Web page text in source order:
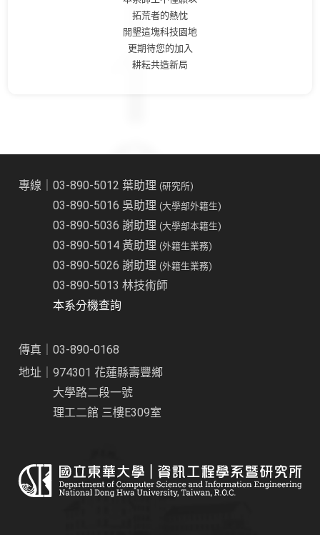
拓荒者的熱忱
開墾這塊科技園地
更期待您的加入
耕耘共造新局
專線｜03-890-5012 葉助理(研究所)
03-890-5016 吳助理(大學部外籍生)
03-890-5036 謝助理(大學部本籍生)
03-890-5014 黃助理(外籍生業務)
03-890-5026 謝助理(外籍生業務)
03-890-5013 林技術師
本系分機查詢
傳真｜03-890-0168
地址｜974301 花蓮縣壽豐鄉
大學路二段一號
理工二館 三樓E309室